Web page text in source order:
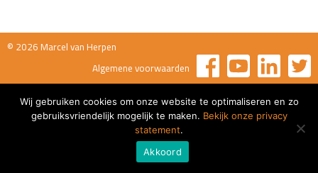
© 2026 Marcel van Herpen
Algemene voorwaarden
Wij gebruiken cookies om onze website te optimaliseren en zo
gebruiksvriendelijk mogelijk te maken. Bekijk onze privacy
statement.
Akkoord